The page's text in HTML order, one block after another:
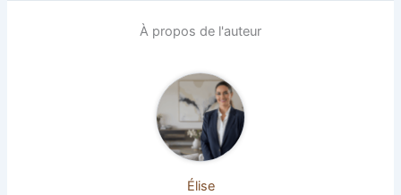
À propos de l'auteur
Élise